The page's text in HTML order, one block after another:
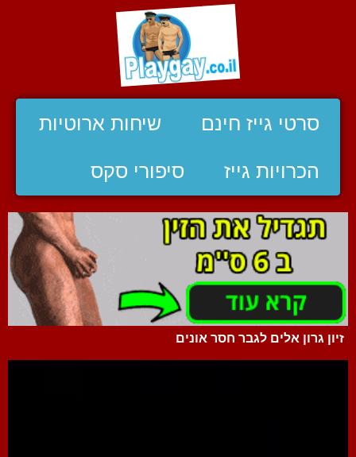
סרטי גייז חינם שיחות ארוטיות
הכרויות גייז סיפורי סקס
זיון גרון אלים לגבר חסר אונים